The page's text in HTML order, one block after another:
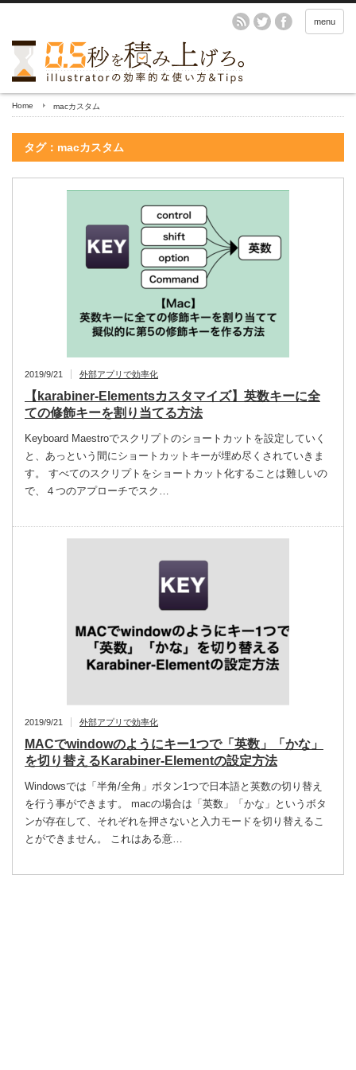
menu
Home macカスタム
タグ：macカスタム
2019/9/21 外部アプリで効率化
【karabiner-Elementsカスタマイズ】英数キーに全
ての修飾キーを割り当てる方法
Keyboard Maestroでスクリプトのショートカットを設定していく
と、あっという間にショートカットキーが埋め尽くされていきま
す。 すべてのスクリプトをショートカット化することは難しいの
で、４つのアプローチでスク…
2019/9/21 外部アプリで効率化
MACでwindowのようにキー1つで「英数」「かな」
を切り替えるKarabiner-Elementの設定方法
Windowsでは「半角/全角」ボタン1つで日本語と英数の切り替え
を行う事ができます。 macの場合は「英数」「かな」というボタ
ンが存在して、それぞれを押さないと入力モードを切り替えるこ
とができません。 これはある意…